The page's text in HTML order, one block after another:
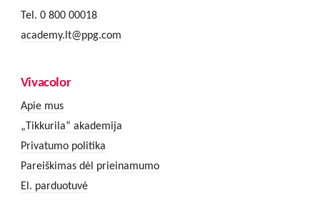
Tel. 0 800 00018
academy.lt@ppg.com
Vivacolor
Apie mus
„Tikkurila“ akademija
Privatumo politika
Pareiškimas dėl prieinamumo
El. parduotuvė